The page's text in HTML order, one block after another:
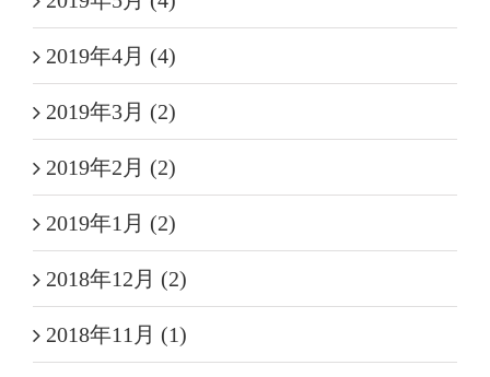
2019年4月 (4)
2019年3月 (2)
2019年2月 (2)
2019年1月 (2)
2018年12月 (2)
2018年11月 (1)